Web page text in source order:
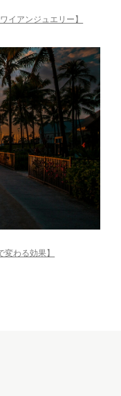
イアンジュエリー】
わる効果】